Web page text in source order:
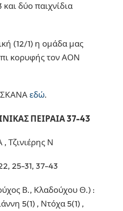
δύο παιχνίδια
(12/1) η ομάδα μας
κορυφής τον ΑΟΝ
εδώ.
ΠΕΙΡΑΙΑ 37-43
, Τζινιέρης Ν
25-31, 37-43
Β., Κλαδούχου Θ.) :
5(1) , Ντόχα 5(1) ,